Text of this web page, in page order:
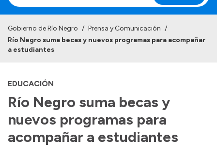
Institucional
Referentes de prensa
Archivo de noticias
Transparencia
Gobierno de Río Negro / Prensa y Comunicación /
Río Negro suma becas y nuevos programas para acompañar
a estudiantes
EDUCACIÓN
Río Negro suma becas y
nuevos programas para
acompañar a estudiantes